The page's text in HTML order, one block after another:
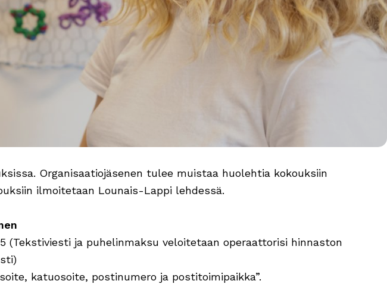
Organisaatiojäsenen tulee muistaa huolehtia kokouksiin
ilmoitetaan Lounais-Lappi lehdessä.
(Tekstiviesti ja puhelinmaksu veloitetaan operaattorisi hinnaston
katuosoite, postinumero ja postitoimipaikka”.